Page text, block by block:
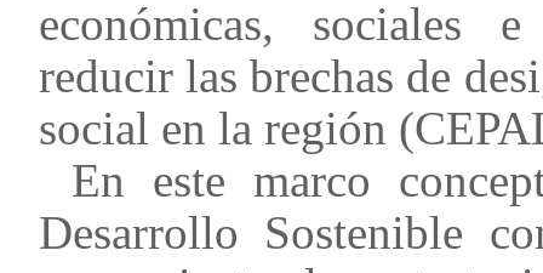
económicas, sociales
reducir las brechas de
social en la región
En este marco
Desarrollo Sostenible